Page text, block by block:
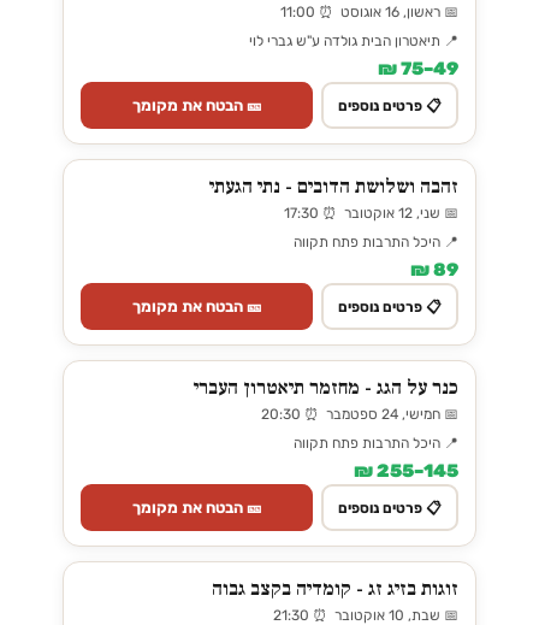
📅 ראשון, 16 אוגוסט ⏰ 11:00
📍 תיאטרון הבית גולדה ע"ש גברי לוי
49–75 ₪
📋 פרטים נוספים 🎫 הבטח את מקומך
זהבה ושלושת הדובים - נתי הגעתי
📅 שני, 12 אוקטובר ⏰ 17:30
📍 היכל התרבות פתח תקווה
89 ₪
📋 פרטים נוספים 🎫 הבטח את מקומך
כנר על הגג - מחזמר תיאטרון העברי
📅 חמישי, 24 ספטמבר ⏰ 20:30
📍 היכל התרבות פתח תקווה
145–255 ₪
📋 פרטים נוספים 🎫 הבטח את מקומך
זוגות בזיג זג - קומדיה בקצב גבוה
📅 שבת, 10 אוקטובר ⏰ 21:30